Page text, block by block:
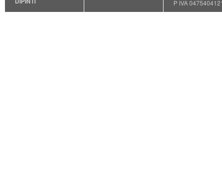
P IVA